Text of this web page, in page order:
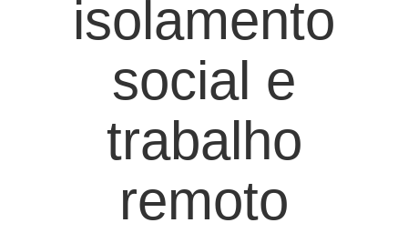
isolamento
social e
trabalho
remoto